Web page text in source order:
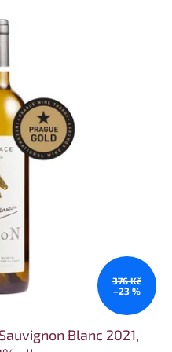
376 Kč
–23 %
Blanc 2021,